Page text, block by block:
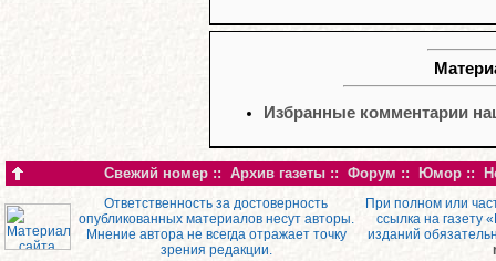
Избранные комментарии
Свежий номер :: Архив газеты :: Форум :: Юмор ::
Ответственность за достоверность
опубликованных материалов несут авторы.
Мнение автора не всегда отражает точку
зрения редакции.
При полном или
ссылка на газету
изданий